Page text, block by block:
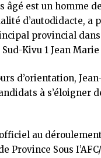
âgé est un homme
d’autodidacte, a
provincial
Kivu 1 Jean
d’orientation,
à s’éloigner
au
Province Sous